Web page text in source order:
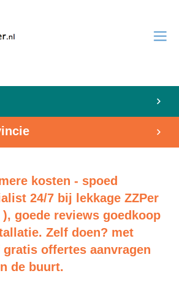
kosten - spoed
24/7 bij lekkage ZZPer
goede reviews goedkoop
Zelf doen? met
offertes aanvragen
de buurt.